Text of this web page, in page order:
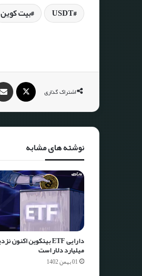
USDT بیت کوین
اشتراک گذاری
نوشته های مشابه
میلیارد دلار است
01 بهمن 1402